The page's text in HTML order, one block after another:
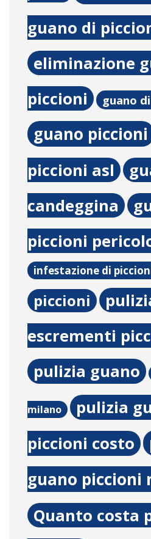
guano di
eliminazione
piccioni
guano
guano piccioni
piccioni asl
candeggina
piccioni
infestazione di
piccioni
escrementi
pulizia guano
milano
pulizia
piccioni costo
guano piccioni
Quanto costa